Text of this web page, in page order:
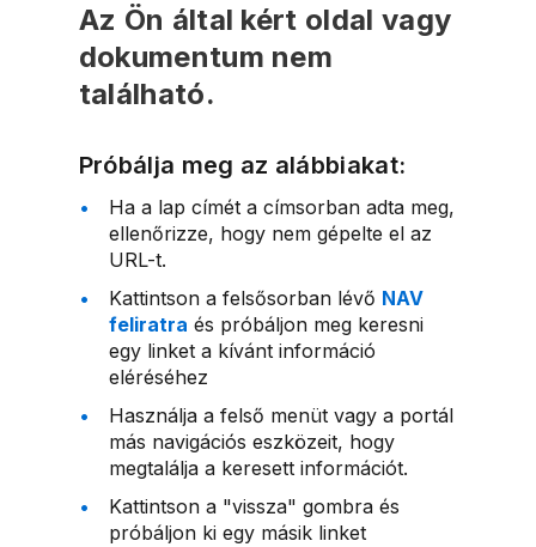
Az Ön által kért oldal vagy
dokumentum nem
található.
Próbálja meg az alábbiakat:
Ha a lap címét a címsorban adta meg,
ellenőrizze, hogy nem gépelte el az
URL-t.
Kattintson a felsősorban lévő NAV
feliratra és próbáljon meg keresni
egy linket a kívánt információ
eléréséhez
Használja a felső menüt vagy a portál
más navigációs eszközeit, hogy
megtalálja a keresett információt.
Kattintson a "vissza" gombra és
próbáljon ki egy másik linket